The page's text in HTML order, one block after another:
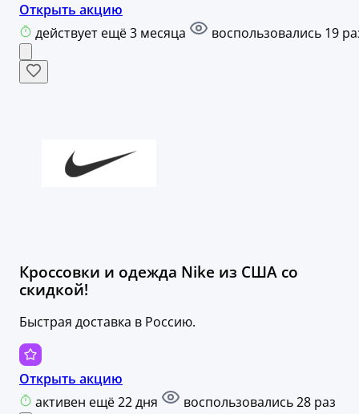
Открыть акцию
действует ещё 3 месяца
воспользовались 19
Кроссовки и одежда Nike из США со
скидкой!
Быстрая доставка в Россию.
Открыть акцию
активен ещё 22 дня
воспользовались 28 раз